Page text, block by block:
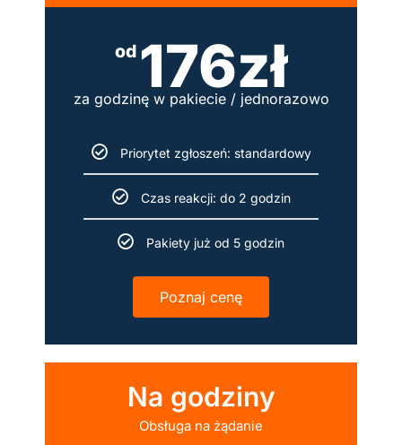
od 176zł
za godzinę w pakiecie / jednorazowo
Priorytet zgłoszeń: standardowy
Czas reakcji: do 2 godzin
Pakiety już od 5 godzin
Poznaj cenę
Na godziny
Obsługa na żądanie